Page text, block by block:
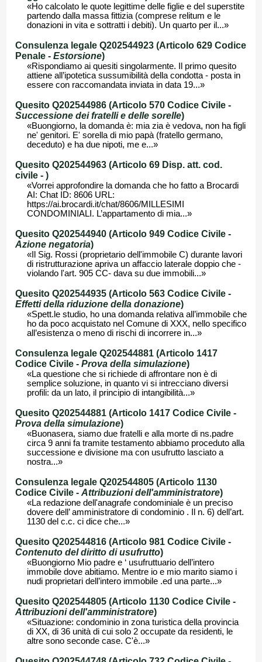
«Ho calcolato le quote legittime delle figlie e del superstite
partendo dalla massa fittizia (comprese relitum e le
donazioni in vita e sottratti i debiti). Un quarto per il...»
Consulenza legale Q202544923 (Articolo 629 Codice
Penale - Estorsione)
«Rispondiamo ai quesiti singolarmente. Il primo quesito
attiene all’ipotetica sussumibilità della condotta - posta in
essere con raccomandata inviata in data 19...»
Quesito Q202544986 (Articolo 570 Codice Civile -
Successione dei fratelli e delle sorelle)
«Buongiorno, la domanda è: mia zia è vedova, non ha figli
ne' genitori. E' sorella di mio papà (fratello germano,
deceduto) e ha due nipoti, me e...»
Quesito Q202544963 (Articolo 69 Disp. att. cod.
civile - )
«Vorrei approfondire la domanda che ho fatto a Brocardi
AI: Chat ID: 8606 URL:
https://ai.brocardi.it/chat/8606/MILLESIMI
CONDOMINIALI. L’appartamento di mia...»
Quesito Q202544940 (Articolo 949 Codice Civile -
Azione negatoria)
«Il Sig. Rossi (proprietario dell'immobile C) durante lavori
di ristrutturazione apriva un affaccio laterale doppio che -
violando l'art. 905 CC- dava su due immobili...»
Quesito Q202544935 (Articolo 563 Codice Civile -
Effetti della riduzione della donazione)
«Spett.le studio, ho una domanda relativa all’immobile che
ho da poco acquistato nel Comune di XXX, nello specifico
all’esistenza o meno di rischi di incorrere in...»
Consulenza legale Q202544881 (Articolo 1417
Codice Civile - Prova della simulazione)
«La questione che si richiede di affrontare non è di
semplice soluzione, in quanto vi si intrecciano diversi
profili: da un lato, il principio di intangibilità...»
Quesito Q202544881 (Articolo 1417 Codice Civile -
Prova della simulazione)
«Buonasera, siamo due fratelli e alla morte di ns.padre
circa 9 anni fa tramite testamento abbiamo proceduto alla
successione e divisione ma con usufrutto lasciato a
nostra...»
Consulenza legale Q202544805 (Articolo 1130
Codice Civile - Attribuzioni dell'amministratore)
«La redazione dell'anagrafe condominiale è un preciso
dovere dell’ amministratore di condominio . Il n. 6) dell’art.
1130 del c.c. ci dice che...»
Quesito Q202544816 (Articolo 981 Codice Civile -
Contenuto del diritto di usufrutto)
«Buongiorno Mio padre e ‘ usufruttuario dell’intero
immobile dove abitiamo. Mentre io e mio marito siamo i
nudi proprietari dell’intero immobile .ed una parte...»
Quesito Q202544805 (Articolo 1130 Codice Civile -
Attribuzioni dell'amministratore)
«Situazione: condominio in zona turistica della provincia
di XX, di 36 unità di cui solo 2 occupate da residenti, le
altre sono seconde case. C'è...»